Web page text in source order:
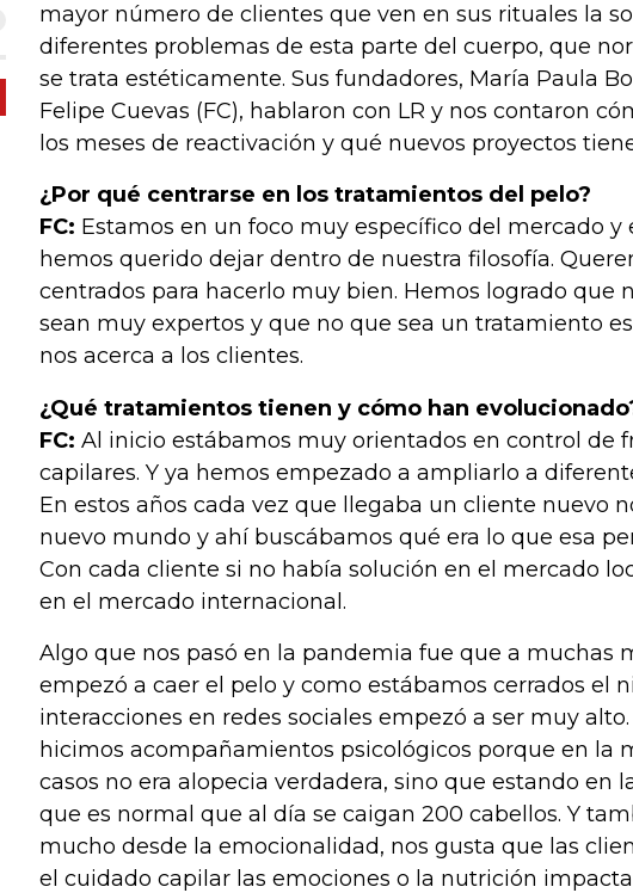
mayor número de clientes que ven en sus rituales la
diferentes problemas de esta parte del cuerpo, que
se trata estéticamente. Sus fundadores, María Paula
Felipe Cuevas (FC), hablaron con LR y nos contaron
los meses de reactivación y qué nuevos proyectos
¿Por qué centrarse en los tratamientos del pelo?
FC: Estamos en un foco muy específico del mercado y
hemos querido dejar dentro de nuestra filosofía.
centrados para hacerlo muy bien. Hemos logrado que
sean muy expertos y que no que sea un tratamiento
nos acerca a los clientes.
¿Qué tratamientos tienen y cómo han
FC: Al inicio estábamos muy orientados en control de
capilares. Y ya hemos empezado a ampliarlo a
En estos años cada vez que llegaba un cliente nuevo
nuevo mundo y ahí buscábamos qué era lo que esa
Con cada cliente si no había solución en el mercado
en el mercado internacional.
Algo que nos pasó en la pandemia fue que a muchas
empezó a caer el pelo y como estábamos cerrados el
interacciones en redes sociales empezó a ser muy
hicimos acompañamientos psicológicos porque en la
casos no era alopecia verdadera, sino que estando en
que es normal que al día se caigan 200 cabellos. Y
mucho desde la emocionalidad, nos gusta que las
el cuidado capilar las emociones o la nutrición